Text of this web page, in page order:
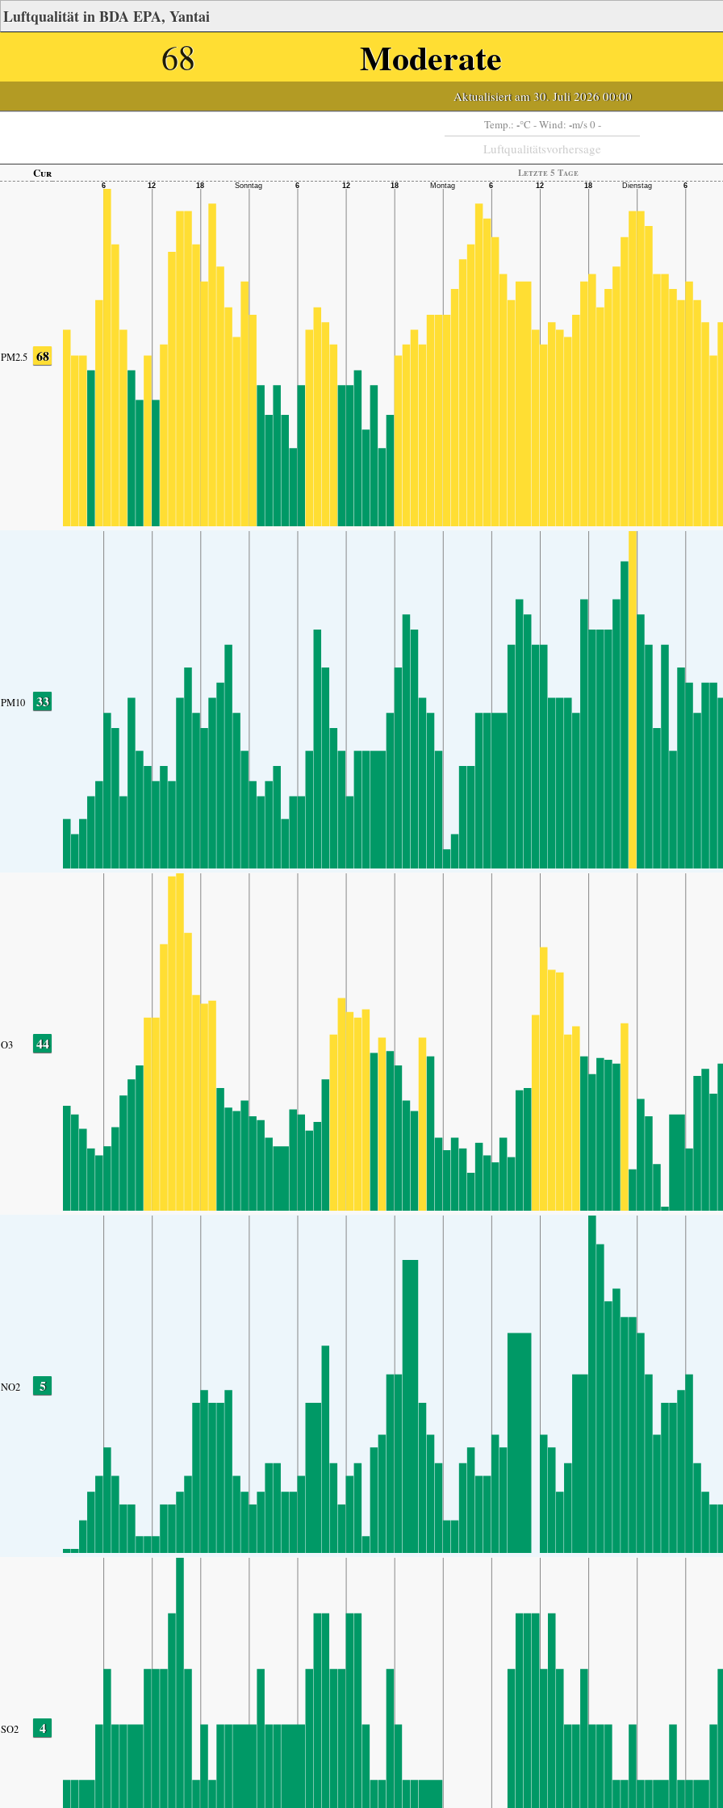
Luftqualität in BDA EPA, Yantai
68 Moderate
Aktualisiert am 30. Juli 2026 00:00
Temp.: -°C - Wind: -m/s 0 -
Luftqualitätsvorhersage
Cur Letzte 5 Tage
PM2.5 68
PM10 33
O3 44
NO2 5
SO2 4